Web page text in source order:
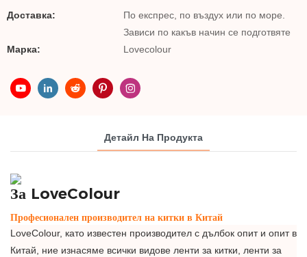
Доставка:
По експрес, по въздух или по море.
Зависи по какъв начин се подготвяте
Марка:
Lovecolour
Детайл На Продукта
За LoveColour
Професионален производител на китки в Китай
LoveColour, като известен производител с дълбок опит и опит в
Китай, ние изнасяме всички видове ленти за китки, ленти за